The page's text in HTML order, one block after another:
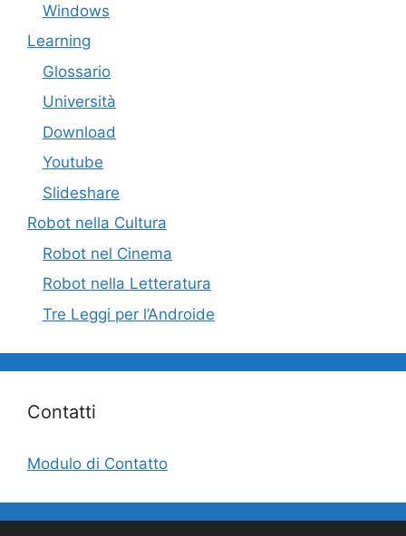
Windows
Learning
Glossario
Università
Download
Youtube
Slideshare
Robot nella Cultura
Robot nel Cinema
Robot nella Letteratura
Tre Leggi per l’Androide
Contatti
Modulo di Contatto